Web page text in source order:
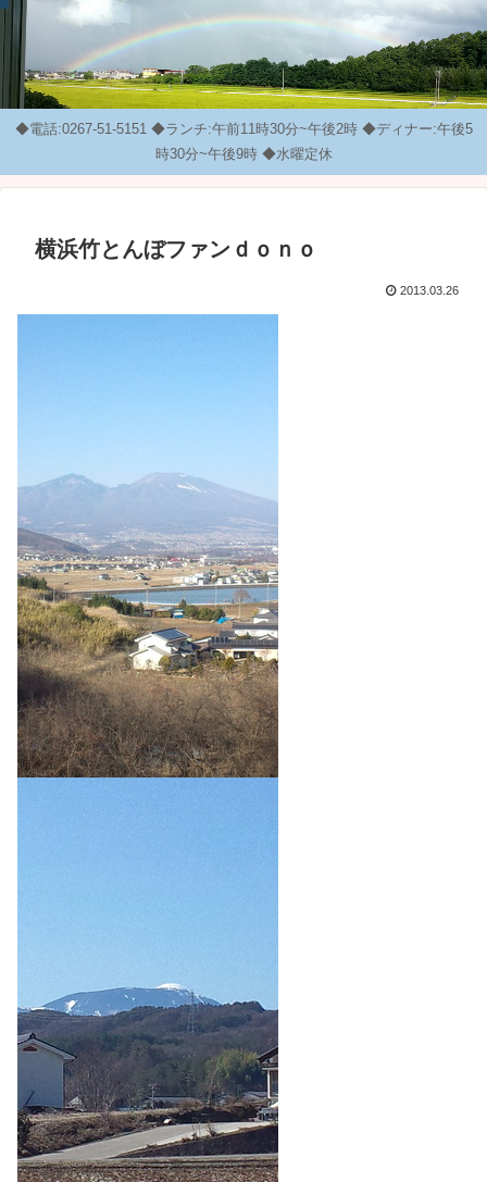
◆電話:0267-51-5151 ◆ランチ:午前11時30分~午後2時 ◆ディナー:午後5
時30分~午後9時 ◆水曜定休
横浜竹とんぼファンｄｏｎｏ
2013.03.26